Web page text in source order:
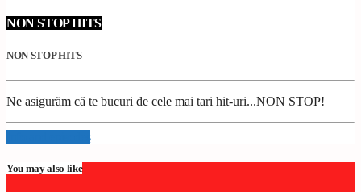
NON STOP HITS
NON STOP HITS
Ne asigurăm că te bucuri de cele mai tari hit-uri...NON STOP!
Info and episodes
You may also like